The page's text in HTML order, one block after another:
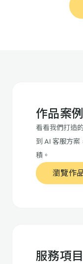
作品案例
看看我們打造
到 AI 客服方案
積。
瀏覽作
服務項目